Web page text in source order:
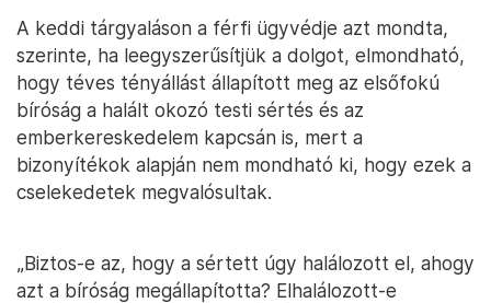
A keddi tárgyaláson a férfi ügyvédje azt mondta,
szerinte, ha leegyszerűsítjük a dolgot, elmondható,
hogy téves tényállást állapított meg az elsőfokú
bíróság a halált okozó testi sértés és az
emberkereskedelem kapcsán is, mert a
bizonyítékok alapján nem mondható ki, hogy ezek a
cselekedetek megvalósultak.
„Biztos-e az, hogy a sértett úgy halálozott el, ahogy
azt a bíróság megállapította? Elhalálozott-e